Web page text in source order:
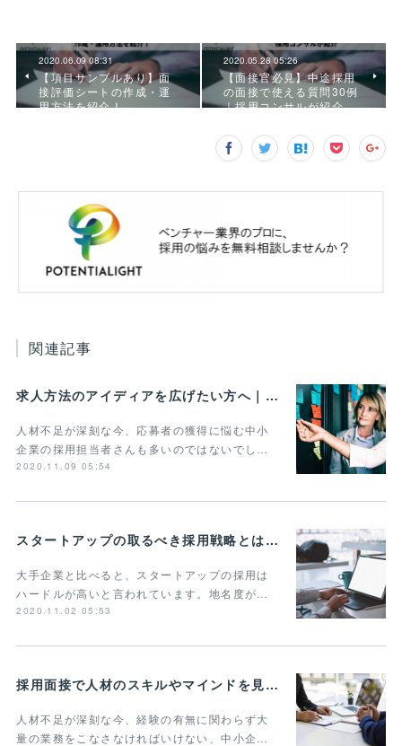
2020.06.09 08:31
【項目サンプルあり】面
接評価シートの作成・運
用方法を紹介！
2020.05.28 05:26
【面接官必見】中途採用
の面接で使える質問30例
｜採用コンサルが紹介
関連記事
求人方法のアイディアを広げたい方へ｜事例や手法をまとめて紹介
人材不足が深刻な今、応募者の獲得に悩む中小
企業の採用担当者さんも多いのではないでし…
2020.11.09 05:54
スタートアップの取るべき採用戦略とは？3つの重要ポイントを紹介
大手企業と比べると、スタートアップの採用は
ハードルが高いと言われています。地名度が…
2020.11.02 05:53
採用面接で人材のスキルやマインドを見抜く質問とは？タイプやポイントごとに解説
人材不足が深刻な今、経験の有無に関わらず大
量の業務をこなさなければいけない、中小企…